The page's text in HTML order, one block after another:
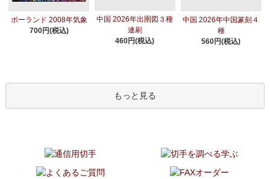
ポーランド 2008年気象
700円(税込)
中国 2026年出圉図３種
連刷
460円(税込)
中国 2026年中国篆刻４
種
560円(税込)
もっと見る